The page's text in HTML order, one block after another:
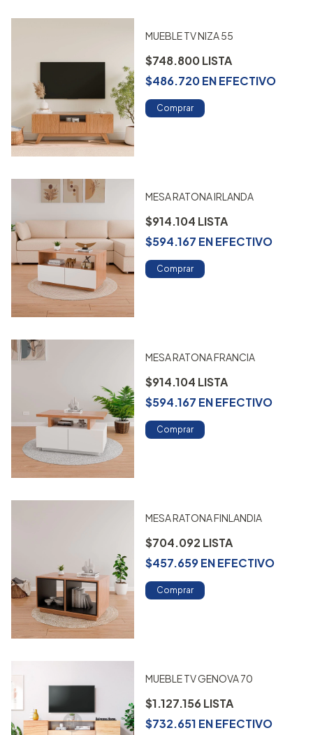
MUEBLE TV NIZA 55
$748.800
$486.720ENEFECTIVO
Comprar
MESA RATONA IRLANDA
$914.104
$594.167 ENEFECTIVO
Comprar
MESA RATONA FRANCIA
$914.104
$594.167 ENEFECTIVO
Comprar
MESA RATONA FINLANDIA
$704.092
$457.659ENEFECTIVO
Comprar
MUEBLE TV GENOVA 70
$1.127.156
$732.651 ENEFECTIVO